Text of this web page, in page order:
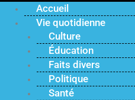
Accueil
Vie quotidienne
Culture
Éducation
Faits divers
Politique
Santé